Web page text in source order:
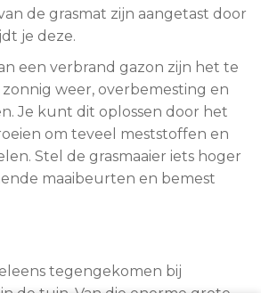
de grasmat zijn aangetast door
je deze.
een verbrand gazon zijn het te
zonnig weer, overbemesting en
Je kunt dit oplossen door het
om teveel meststoffen en
Stel de grasmaaier iets hoger
maaibeurten en bemest
tegengekomen bij